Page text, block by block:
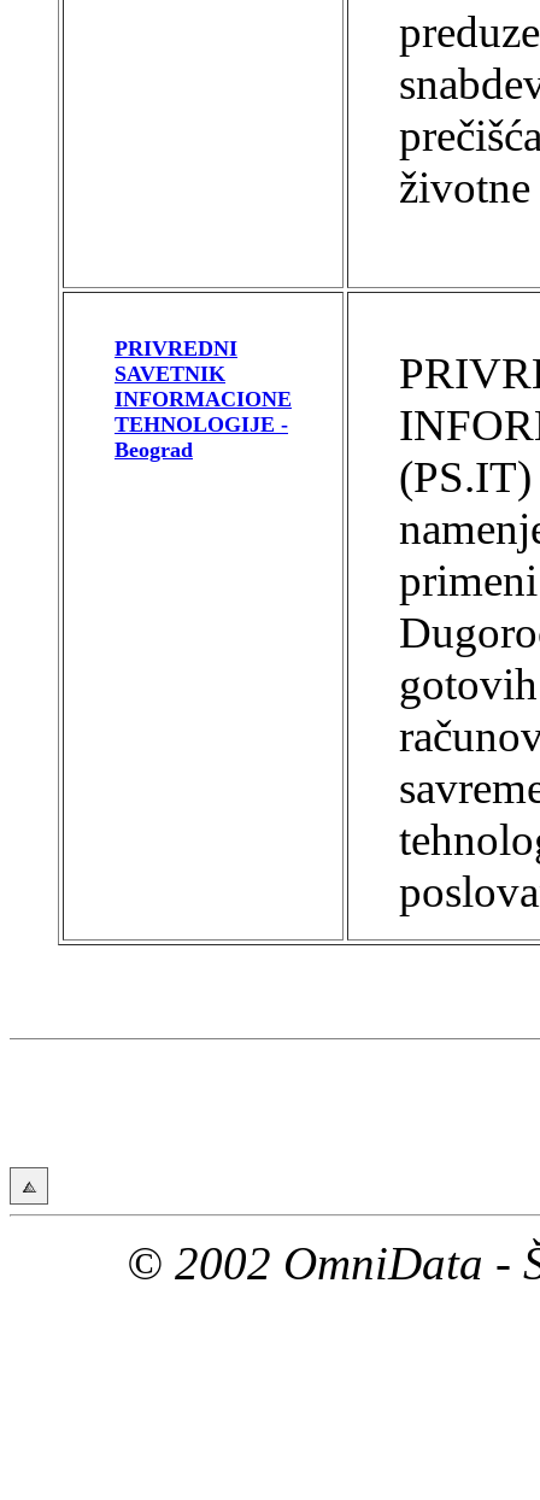
PRIVREDNI
SAVETNIK
INFORMACIONE
TEHNOLOGIJE -
Beograd
(PS.IT)
© 2002 OmniData -